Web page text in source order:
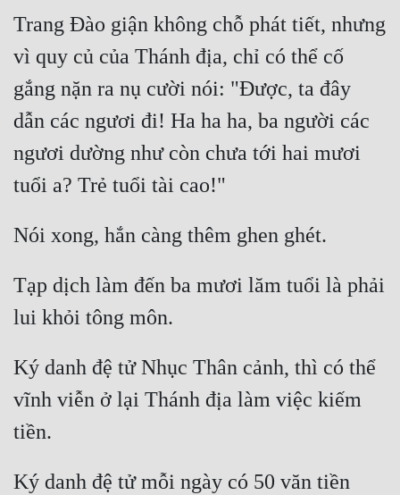
Trang Đào giận không chỗ phát tiết, nhưng
vì quy củ của Thánh địa, chỉ có thể cố
gắng nặn ra nụ cười nói: "Được, ta đây
dẫn các ngươi đi! Ha ha ha, ba người các
ngươi dường như còn chưa tới hai mươi
Tạp dịch làm đến ba mươi lăm tuổi là phải
Ký danh đệ tử Nhục Thân cảnh, thì có thể
vĩnh viễn ở lại Thánh địa làm việc kiếm
Ký danh đệ tử mỗi ngày có 50 văn tiền